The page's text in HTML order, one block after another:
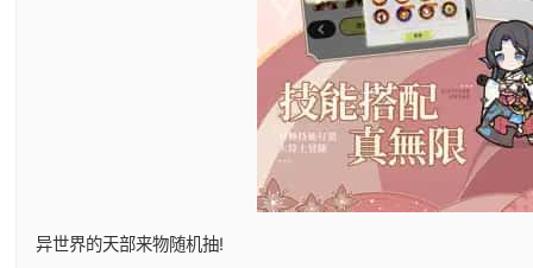
异世界的天部来物随机抽!